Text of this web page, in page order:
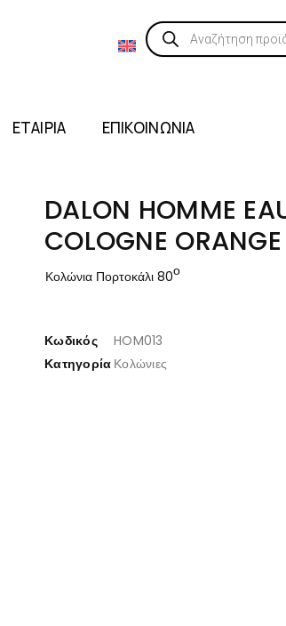
ΕΤΑΙΡΙΑ ΕΠΙΚΟΙΝΩΝΙΑ
DALON HOMME
COLOGNE
Κολώνια Πορτοκάλι 80ο
Κωδικός
HOM013
Κατηγορία Κολώνιες